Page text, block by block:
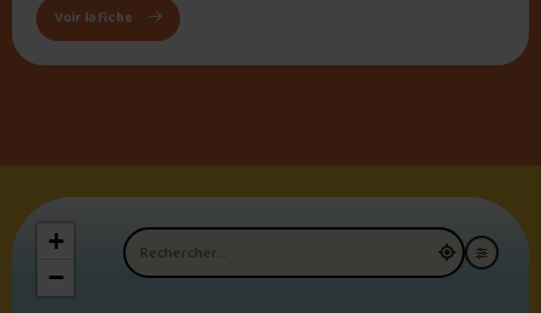
Voir la fiche : Cantine La Présentation
Nom du restaurant
+
−